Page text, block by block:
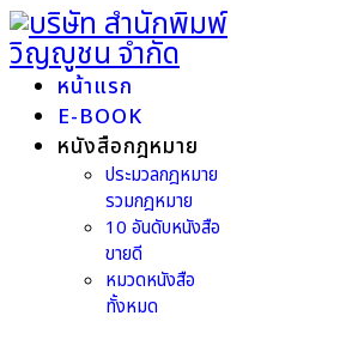
หน้าแรก
E-BOOK
หนังสือกฎหมาย
ประมวลกฎหมาย
รวมกฎหมาย
10 อันดับหนังสือ
ขายดี
หมวดหนังสือ
ทั้งหมด